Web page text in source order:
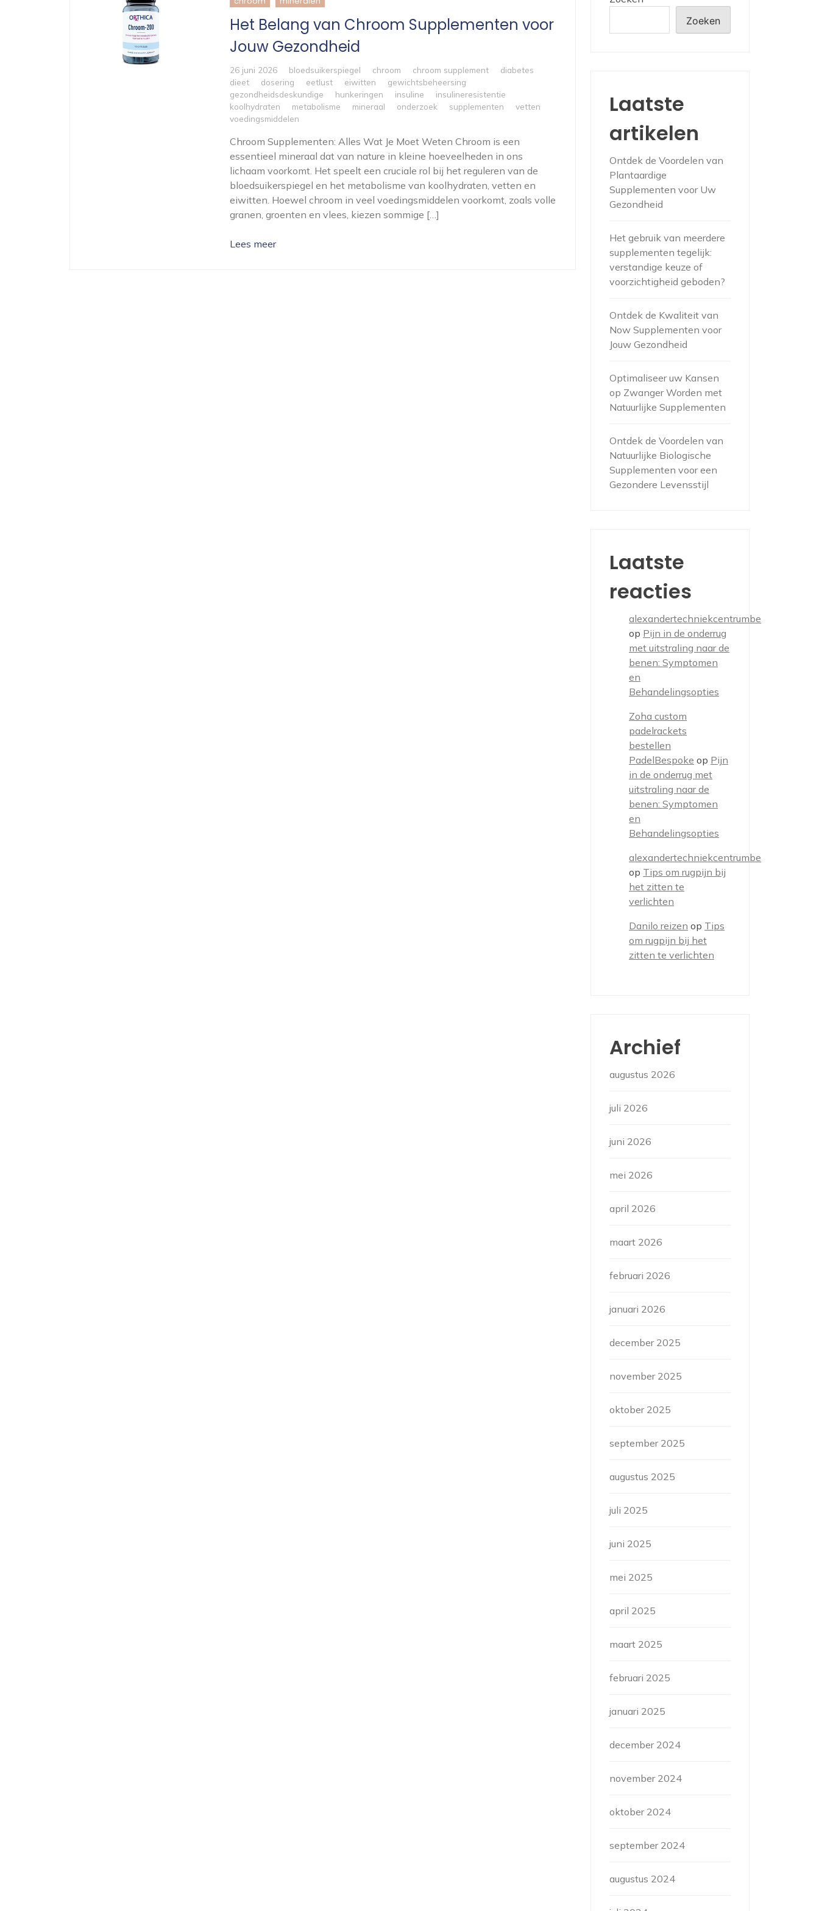
Het Belang van Chroom Supplementen voor
Jouw Gezondheid
26 juni 2026 bloedsuikerspiegel chroom chroom supplement
diabetes
dieet
dosering eetlust eiwitten
gewichtsbeheersing
gezondheidsdeskundige
hunkeringen insuline
insulineresistentie
koolhydraten
metabolisme mineraal onderzoek supplementen
vetten
voedingsmiddelen
Chroom Supplementen: Alles Wat Je Moet Weten Chroom is een
essentieel mineraal dat van nature in kleine hoeveelheden in ons
lichaam voorkomt. Het speelt een cruciale rol bij het reguleren van de
bloedsuikerspiegel en het metabolisme van koolhydraten, vetten en
eiwitten. Hoewel chroom in veel voedingsmiddelen voorkomt, zoals volle
granen, groenten en vlees, kiezen sommige […]
Lees meer
Zoeken
Laatste
artikelen
Ontdek de Voordelen van
Plantaardige
Supplementen voor Uw
Gezondheid
Het gebruik van meerdere
supplementen tegelijk:
verstandige keuze of
voorzichtigheid geboden?
Ontdek de Kwaliteit van
Now Supplementen voor
Jouw Gezondheid
Optimaliseer uw Kansen
op Zwanger Worden met
Natuurlijke Supplementen
Ontdek de Voordelen van
Natuurlijke Biologische
Supplementen voor een
Gezondere Levensstijl
Laatste
reacties
alexandertechniekcentrumbe
op Pijn in de onderrug
met uitstraling naar de
benen: Symptomen
en
Behandelingsopties
Zoha custom
padelrackets
bestellen
PadelBespoke op Pijn
in de onderrug met
uitstraling naar de
benen: Symptomen
en
Behandelingsopties
alexandertechniekcentrumbe
op Tips om rugpijn bij
het zitten te
verlichten
Danilo reizen op Tips
om rugpijn bij het
zitten te verlichten
Archief
augustus 2026
juli 2026
juni 2026
mei 2026
april 2026
maart 2026
februari 2026
januari 2026
december 2025
november 2025
oktober 2025
september 2025
augustus 2025
juli 2025
juni 2025
mei 2025
april 2025
maart 2025
februari 2025
januari 2025
december 2024
november 2024
oktober 2024
september 2024
augustus 2024